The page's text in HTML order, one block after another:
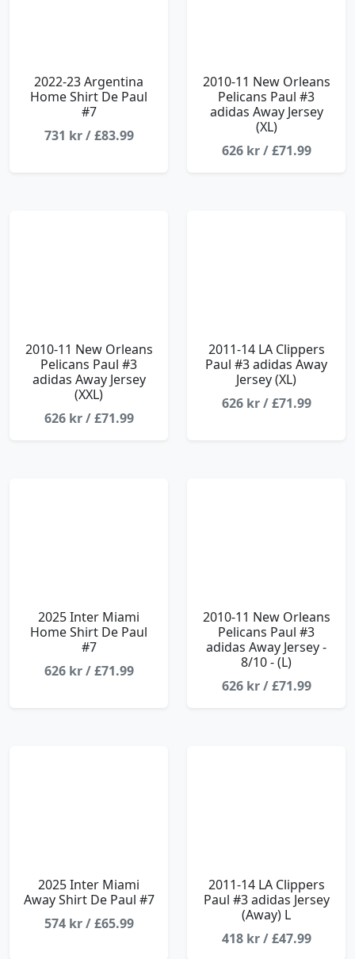
2022-23 Argentina
Home Shirt De Paul
#7
731 kr / £83.99
2010-11 New Orleans
Pelicans Paul #3
adidas Away Jersey
(XL)
626 kr / £71.99
2010-11 New Orleans
Pelicans Paul #3
adidas Away Jersey
(XXL)
626 kr / £71.99
2011-14 LA Clippers
Paul #3 adidas Away
Jersey (XL)
626 kr / £71.99
2025 Inter Miami
Home Shirt De Paul
#7
626 kr / £71.99
2010-11 New Orleans
Pelicans Paul #3
adidas Away Jersey -
8/10 - (L)
626 kr / £71.99
2025 Inter Miami
Away Shirt De Paul #7
574 kr / £65.99
2011-14 LA Clippers
Paul #3 adidas Jersey
(Away) L
418 kr / £47.99